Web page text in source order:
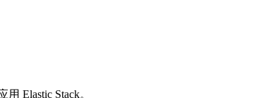
Elastic Stack。